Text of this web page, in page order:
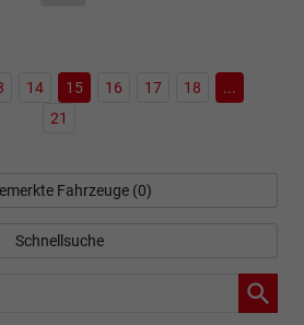
14 15 16 17 18
...
21
Fahrzeuge (0)
Schnellsuche